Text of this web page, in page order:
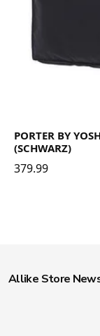
PORTER BY
(SCHWARZ)
379.99
Allike Store